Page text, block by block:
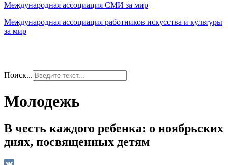
Международная ассоциация СМИ за мир
Международная ассоциация работников искусства и культуры
за мир
Поиск...
Молодежь
В честь каждого ребенка: о ноябрьских
днях, посвященных детям